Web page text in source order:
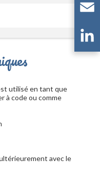
utilisé en tant que
à code ou comme
avec le